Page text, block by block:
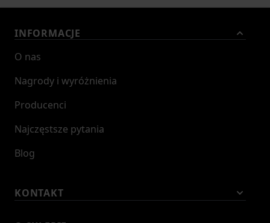
INFORMACJE
O nas
Nagrody i wyróżnienia
Producenci
Najczęstsze pytania
Blog
KONTAKT